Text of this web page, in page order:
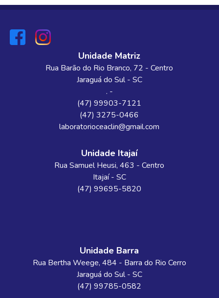
Unidade Matriz
Rua Barão do Rio Branco, 72 - Centro
Jaraguá do Sul- SC
. -
(47) 99903-7121
(47) 3275-0466
laboratorioceaclin@gmail.com
Unidade Itajaí
Rua Samuel Heusi, 463 - Centro
Itajaí- SC
(47) 99695-5820
Unidade Barra
Rua Bertha Weege, 484 - Barra do Rio Cerro
Jaraguá do Sul- SC
(47) 99785-0582